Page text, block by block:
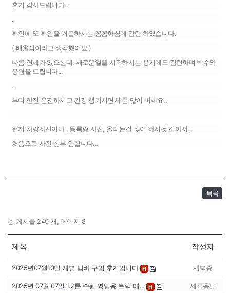
후기 감사드립니다..
.
확인에 또 확인을 거듭하시는 꼼꼼하심에 감탄 하였습니다.
( 배울점이라고 생각했어요 )
나름 연세가 있으신데, 새로운일을 시작하시는 용기에도 감탄하며 박수와
응원을 드립니다,..
.
부디 안전 운전하시고 건강 챙기시면서 돈 많이 버세요..
왠지 차량사진이나 , 등록증 사진, 올리는걸 싫어 하시것 같아서...
처음으로 사진 첨부 안합니다...
목록
총 게시물 240 개, 페이지 8
제목 작성자
2025년07월10일 개별 남바 구입 후기입니다 H 새벽종
2025년 07월 07일 1.2톤 수원 영업용 트럭 매… H 세류용달